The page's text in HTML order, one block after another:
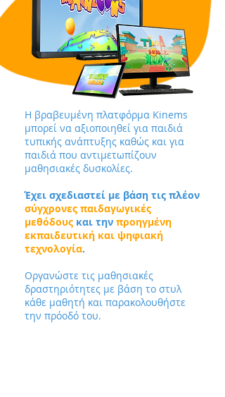
Η βραβευμένη πλατφόρμα Kinems
μπορεί να αξιοποιηθεί για παιδιά
τυπικής ανάπτυξης καθώς και για
παιδιά που αντιμετωπίζουν
μαθησιακές δυσκολίες.
Έχει σχεδιαστεί με βάση τις πλέον
σύγχρονες παιδαγωγικές
μεθόδους και την προηγμένη
εκπαιδευτική και ψηφιακή
τεχνολογία.
Οργανώστε τις μαθησιακές
δραστηριότητες με βάση το στυλ
κάθε μαθητή και παρακολουθήστε
την πρόοδό του.